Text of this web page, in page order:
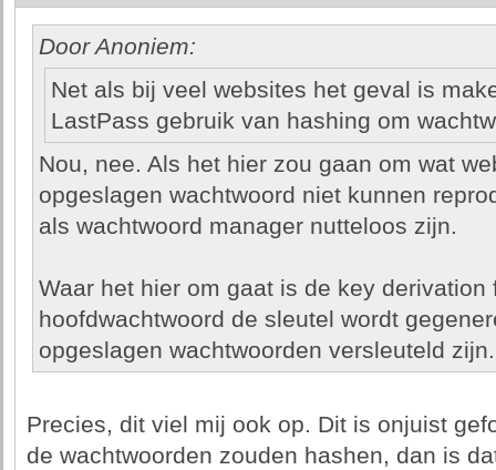
Door Anoniem:
Net als bij veel websites het geval is
LastPass gebruik van hashing om
Nou, nee. Als het hier zou gaan om wat
opgeslagen wachtwoord niet kunnen
als wachtwoord manager nutteloos zijn.
Waar het hier om gaat is de key
hoofdwachtwoord de sleutel wordt
opgeslagen wachtwoorden versleuteld zijn.
Precies, dit viel mij ook op. Dit is onjuist
de wachtwoorden zouden hashen, dan is